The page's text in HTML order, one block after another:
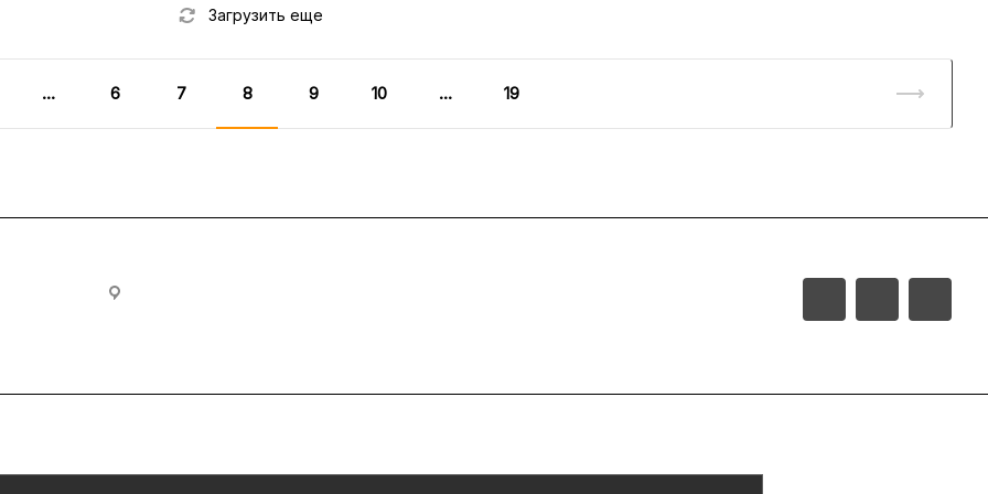
Загрузить еще
... 6 7 8 9 10 ... 19